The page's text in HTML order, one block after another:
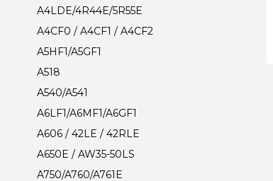
A4LDE/4R44E/5R55E
A4CF0 / A4CF1 / A4CF2
A5HF1/A5GF1
A518
A540/A541
A6LF1/A6MF1/A6GF1
A606 / 42LE / 42RLE
A650E / AW35-50LS
A750/A760/A761E